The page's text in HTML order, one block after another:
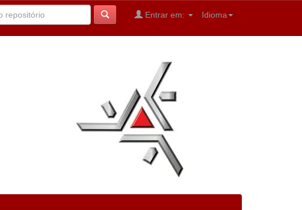
Idioma
Entrar em: